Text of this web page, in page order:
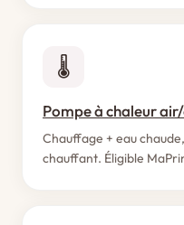
🌡️
Pompe à chaleur
Chauffage + eau
chauffant. Éligible